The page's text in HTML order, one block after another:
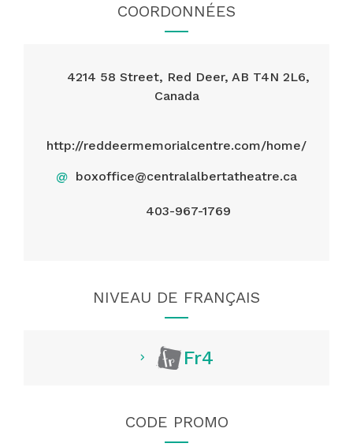
COORDONNÉES
4214 58 Street, Red Deer, AB T4N 2L6,
Canada
http://reddeermemorialcentre.com/home/
@ boxoffice@centralalbertatheatre.ca
403-967-1769
NIVEAU DE FRANÇAIS
Fr4
CODE PROMO